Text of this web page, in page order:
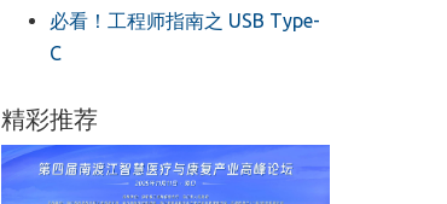
必看！工程师指南之 USB Type-
C
精彩推荐